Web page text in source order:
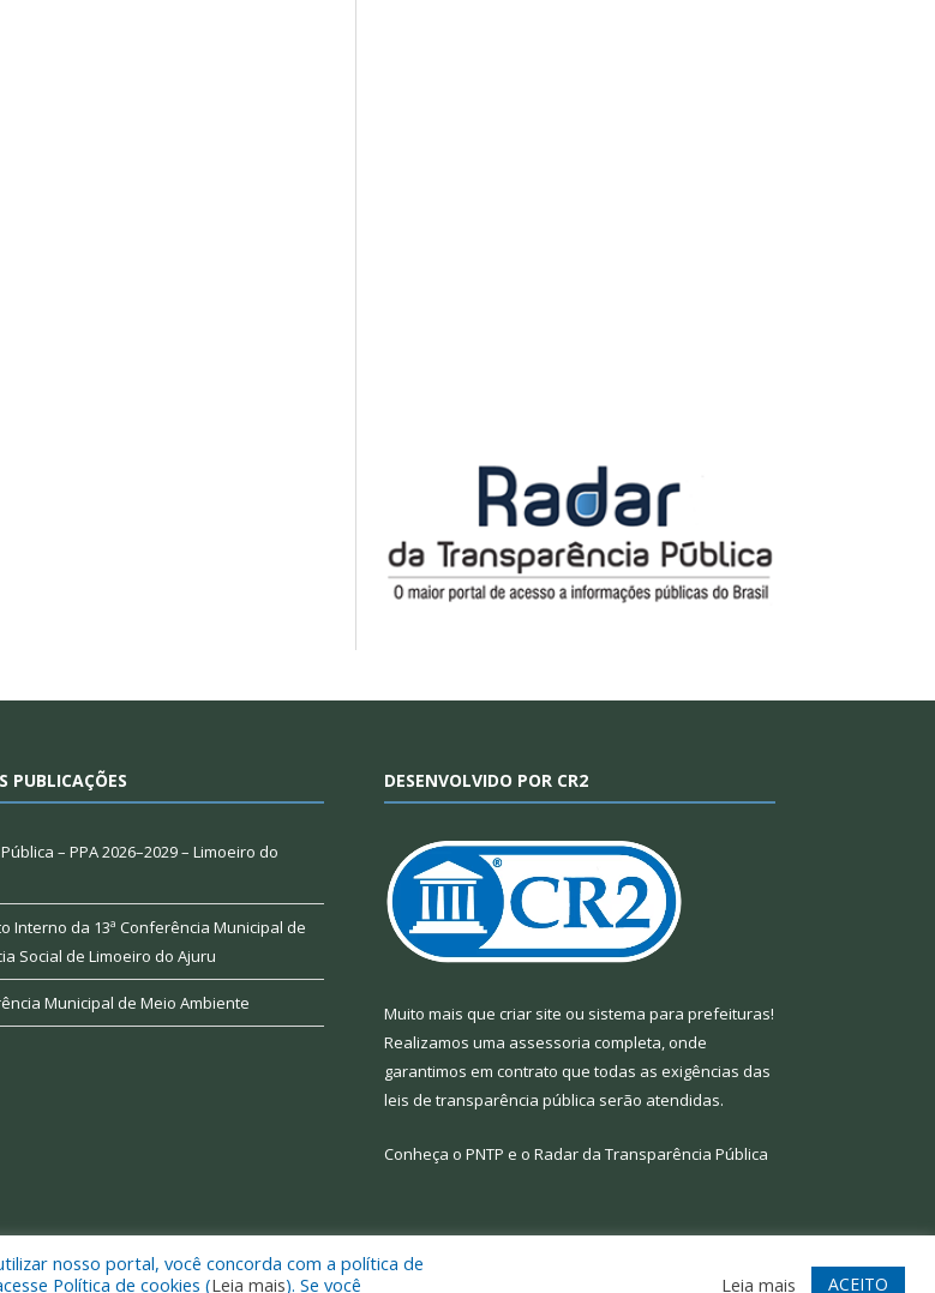
PUBLICAÇÕES
– PPA 2026–2029 – Limoeiro do
Interno da 13ª Conferência Municipal de
Social de Limoeiro do Ajuru
Municipal de Meio Ambiente
DESENVOLVIDO POR CR2
Muito mais que criar site ou sistema para prefeituras!
Realizamos uma assessoria completa, onde
garantimos em contrato que todas as exigências das
leis de transparência pública serão atendidas.
Conheça o PNTP e o Radar da Transparência Pública
Mapa do Site Acessar Webmail
nosso portal, você concorda com a política de
Política de cookies (Leia mais). Se você Leia mais ACEITO